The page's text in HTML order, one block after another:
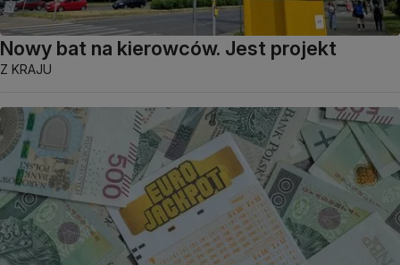
Nowy bat na kierowców. Jest projekt
Z KRAJU